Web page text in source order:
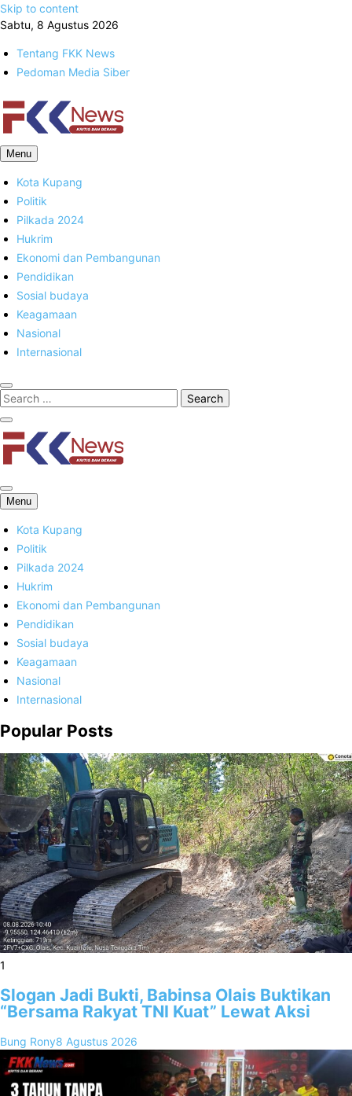
Skip to content
Sabtu, 8 Agustus 2026
Tentang FKK News
Pedoman Media Siber
FKK News
Menu
Kota Kupang
Politik
Pilkada 2024
Hukrim
Ekonomi dan Pembangunan
Pendidikan
Sosial budaya
Keagamaan
Nasional
Internasional
FKK News
Menu
Kota Kupang
Politik
Pilkada 2024
Hukrim
Ekonomi dan Pembangunan
Pendidikan
Sosial budaya
Keagamaan
Nasional
Internasional
Popular Posts
1
Slogan Jadi Bukti, Babinsa Olais Buktikan
“Bersama Rakyat TNI Kuat” Lewat Aksi
Bung Rony8 Agustus 2026